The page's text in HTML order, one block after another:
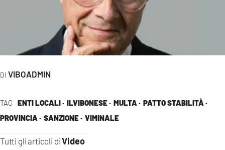
LAC NETWORK
VIBOADMIN
TAG ENTI LOCALI · ILVIBONESE · MULTA · PATTO STABILITÀ ·
PROVINCIA · SANZIONE · VIMINALE
Tutti gli articoli diVideo